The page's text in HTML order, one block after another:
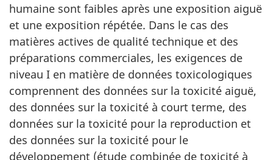
humaine sont faibles après une exposition aiguë
et une exposition répétée. Dans le cas des
matières actives de qualité technique et des
préparations commerciales, les exigences de
niveau I en matière de données toxicologiques
comprennent des données sur la toxicité aiguë,
des données sur la toxicité à court terme, des
données sur la toxicité pour la reproduction et
des données sur la toxicité pour le
développement (étude combinée de toxicité à